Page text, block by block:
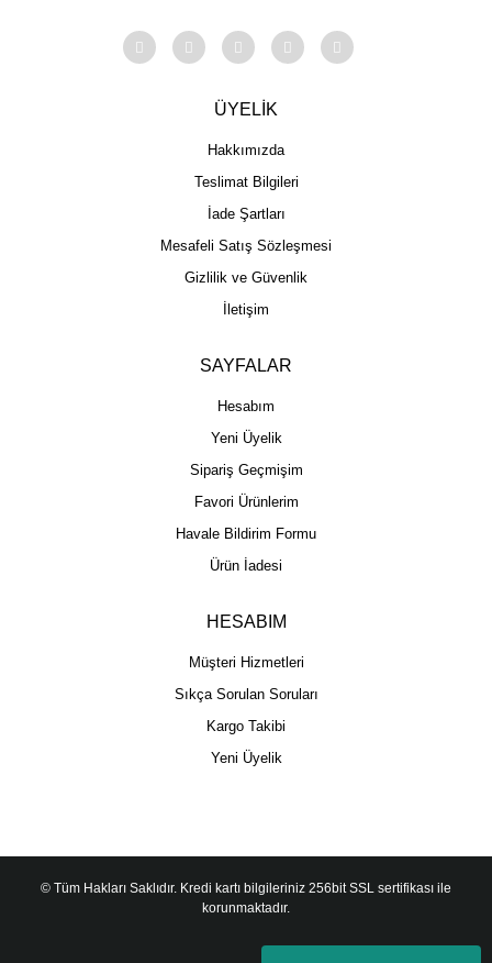
ÜYELİK
Hakkımızda
Teslimat Bilgileri
İade Şartları
Mesafeli Satış Sözleşmesi
Gizlilik ve Güvenlik
İletişim
SAYFALAR
Hesabım
Yeni Üyelik
Sipariş Geçmişim
Favori Ürünlerim
Havale Bildirim Formu
Ürün İadesi
HESABIM
Müşteri Hizmetleri
Sıkça Sorulan Soruları
Kargo Takibi
Yeni Üyelik
© Tüm Hakları Saklıdır. Kredi kartı bilgileriniz 256bit SSL sertifikası ile
korunmaktadır.